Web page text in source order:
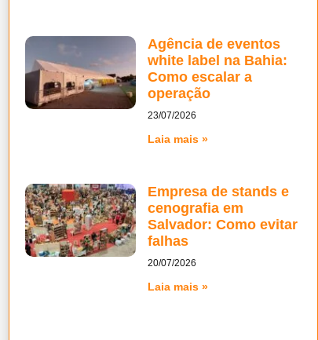
Agência de eventos
white label na Bahia:
Como escalar a
operação
23/07/2026
Laia mais »
Empresa de stands e
cenografia em
Salvador: Como evitar
falhas
20/07/2026
Laia mais »